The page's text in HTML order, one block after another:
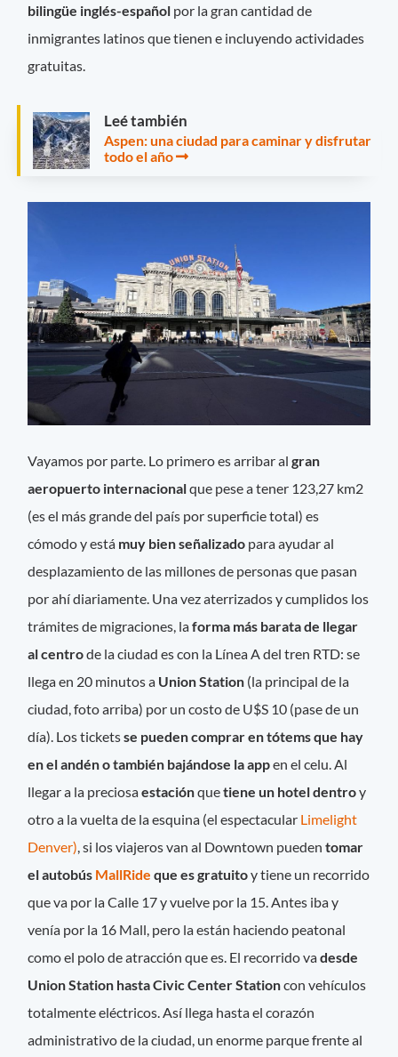
bilingüe inglés-español por la gran cantidad de
inmigrantes latinos que tienen e incluyendo actividades
gratuitas.
Leé también
Aspen: una ciudad para caminar y disfrutar
todo el año
Vayamos por parte. Lo primero es arribar algran
aeropuerto internacionalque pese a tener 123,27 km2
(es el más grande del país por superficie total) es
cómodo y está muy bien señalizado para ayudar al
desplazamiento de las millones de personas que pasan
por ahí diariamente. Una vez aterrizados y cumplidos los
trámites de migraciones, laforma más barata de llegar
al centrode la ciudad es con la Línea A del tren RTD: se
llega en 20 minutos a Union Station (la principal de la
ciudad, foto arriba) por un costo de U$S 10 (pase de un
día). Los ticketsse pueden comprar en tótems que hay
en el andén o también bajándose la appen el celu. Al
llegar a la preciosaestaciónquetiene un hotel dentroy
otro a la vuelta de la esquina (el espectacular Limelight
Denver) , si los viajeros van al Downtown puedentomar
el autobús MallRideque es gratuitoy tiene un recorrido
que va por la Calle 17 y vuelve por la 15. Antes iba y
venía por la 16 Mall, pero la están haciendo peatonal
como el polo de atracción que es. El recorrido vadesde
Union Station hasta Civic Center Stationcon vehículos
totalmente eléctricos. Así llega hasta el corazón
administrativo de la ciudad, un enorme parque frente al